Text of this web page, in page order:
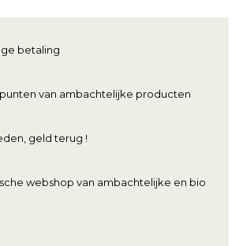
betaling
van ambachtelijke producten
geld terug !
webshop van ambachtelijke en bio